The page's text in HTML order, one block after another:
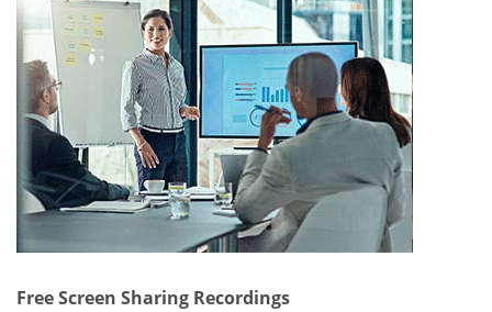
Free Screen Sharing Recordings